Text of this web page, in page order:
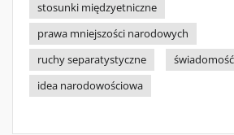
stosunki międzyetniczne
prawa mniejszości narodowych
ruchy separatystyczne
idea narodowościowa